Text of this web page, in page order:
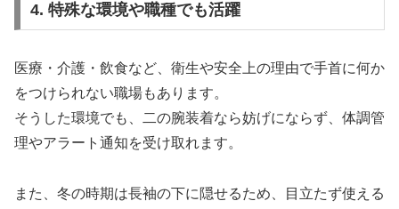
4. 特殊な環境や職種でも活躍
医療・介護・飲食など、衛生や安全上の理由で手首に何か
をつけられない職場もあります。
そうした環境でも、二の腕装着なら妨げにならず、体調管
理やアラート通知を受け取れます。
また、冬の時期は長袖の下に隠せるため、目立たず使える